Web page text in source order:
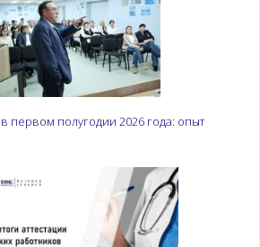
первом полугодии 2026 года: опыт